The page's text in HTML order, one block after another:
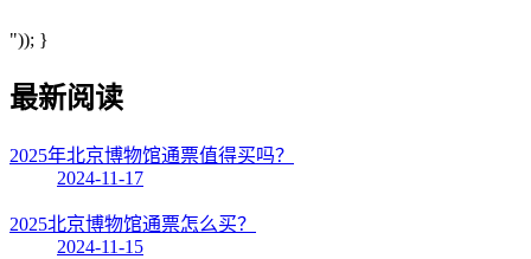
")); }
最新阅读
2025年北京博物馆通票值得买吗？
2024-11-17
2025北京博物馆通票怎么买？
2024-11-15